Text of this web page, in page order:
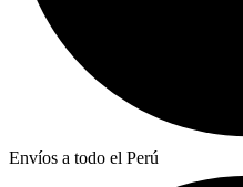
Envíos a todo el Perú